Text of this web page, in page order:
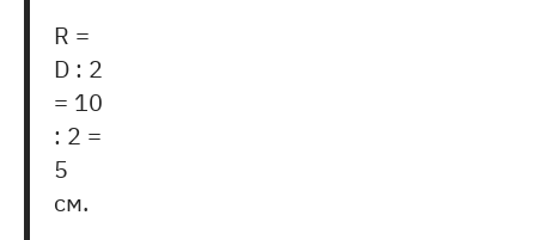
R =
D : 2
= 10
: 2 =
5
см.